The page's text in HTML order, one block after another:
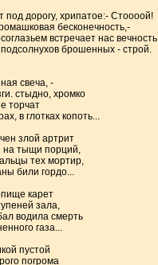
под дорогу, хрипатое:- Стоооой!
бесконечность,-
встречает нас вечность,
брошенных - строй.
свеча, -
стыдно, хромко
торчат
в глотках копоть...
злой артрит
тыщи порций,
тех мортир,
били гордо...
карет
зала,
водила смерть
газа...
пустой
погрома